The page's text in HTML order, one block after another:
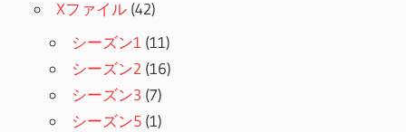
Xファイル (42)
シーズン1 (11)
シーズン2 (16)
シーズン3 (7)
シーズン5 (1)